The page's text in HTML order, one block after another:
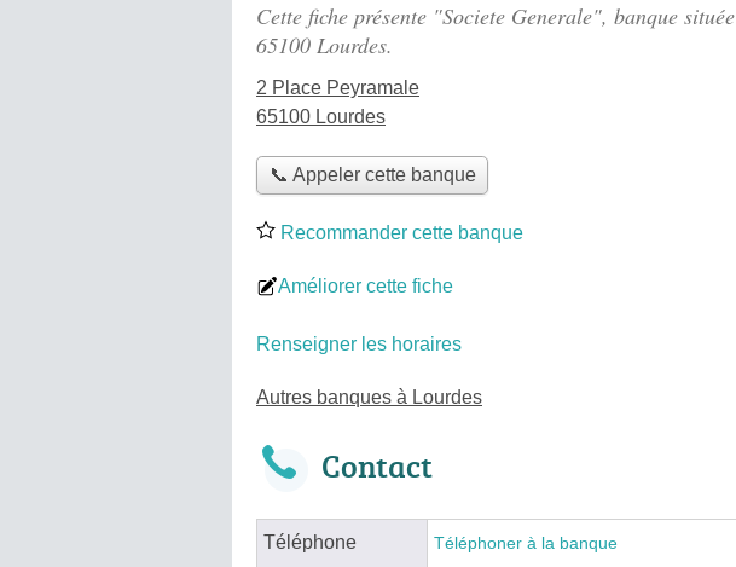
Cette fiche présente "Societe Generale", banque située
65100 Lourdes.
2 Place Peyramale
65100 Lourdes
📞 Appeler cette banque
Recommander cette banque
Améliorer cette fiche
Renseigner les horaires
Autres banques à Lourdes
Contact
Téléphone Téléphoner à la banque